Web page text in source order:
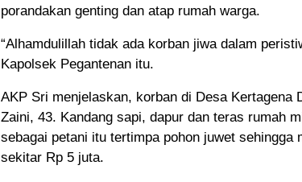
porandakan genting dan atap rumah warga.
“Alhamdulillah tidak ada korban jiwa dalam
Kapolsek Pegantenan itu.
AKP Sri menjelaskan, korban di Desa Kertagena
Zaini, 43. Kandang sapi, dapur dan teras rumah
sebagai petani itu tertimpa pohon juwet sehingga
sekitar Rp 5 juta.